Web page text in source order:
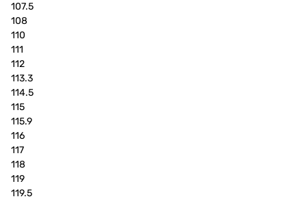
107.5
108
110
111
112
113.3
114.5
115
115.9
116
117
118
119
119.5